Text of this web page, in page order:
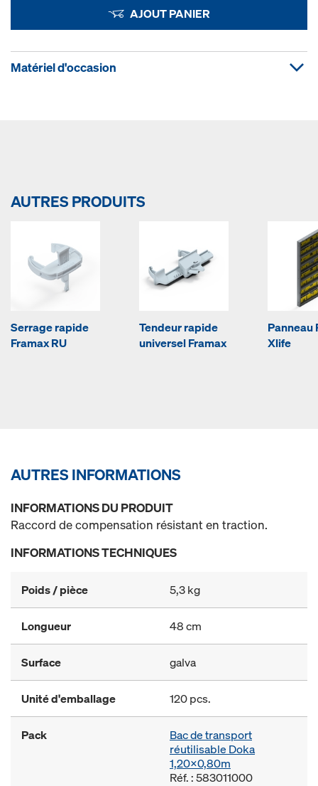
AJOUT PANIER
Matériel d'occasion
AUTRES PRODUITS
Serrage rapide
Framax RU
Tendeur rapide
universel Framax
Panneau
Xlife
AUTRES INFORMATIONS
INFORMATIONS DU PRODUIT
Raccord de compensation résistant en traction.
INFORMATIONS TECHNIQUES
Poids / pièce 5,3 kg
Longueur 48 cm
Surface galva
Unité d'emballage 120 pcs.
Pack
Bac de transport
réutilisable Doka
1,20x0,80m
Réf. : 583011000